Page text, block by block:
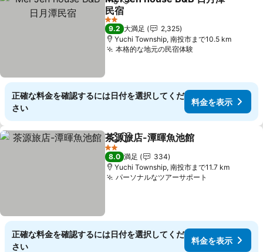
シェアお気に入りに追加
民宿
料金を表示
2 ホテルのランク
9.2 大満足
2,325
Yuchi Township, 南投市まで10.5 km
本格的な地元の民宿体験料金を表示
正確な料金を確認するには日付を選択してくだ
さい
料金を表示
シェアお気に入りに追加
茶源旅店-潭暉魚池館
2 ホテルのランク
8.0 満足
334
Yuchi Township, 南投市まで11.7 km
パーソナルなツアーサポート
正確な料金を確認するには日付を選択してくだ
さい
料金を表示